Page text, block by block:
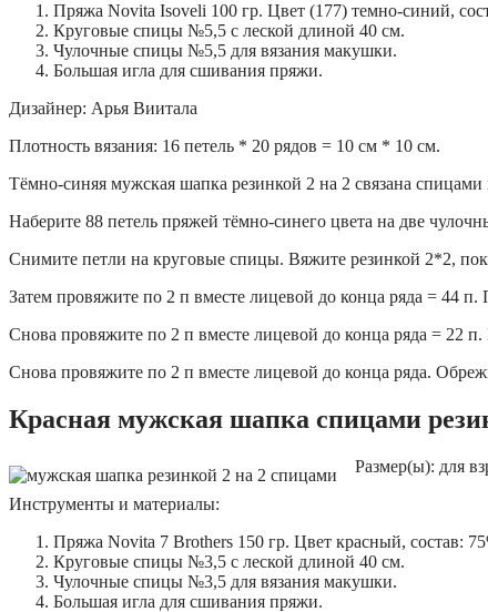
Пряжа Novita Isoveli 100 гр. Цвет (177) темно-синий,
Круговые спицы №5,5 с леской длиной 40 см.
Чулочные спицы №5,5 для вязания макушки.
Большая игла для сшивания пряжи.
Дизайнер: Арья Виитала
Плотность вязания: 16 петель * 20 рядов = 10 см * 10 см.
Тёмно-синяя мужская шапка резинкой 2 на 2 связана
Наберите 88 петель пряжей тёмно-синего цвета на две
Снимите петли на круговые спицы. Вяжите резинкой 2*2,
Затем провяжите по 2 п вместе лицевой до конца ряда = 44
Снова провяжите по 2 п вместе лицевой до конца ряда = 22
Снова провяжите по 2 п вместе лицевой до конца ряда.
Красная мужская шапка спицами
Размер(ы): для
Инструменты и материалы:
Пряжа Novita 7 Brothers 150 гр. Цвет красный, состав:
Круговые спицы №3,5 с леской длиной 40 см.
Чулочные спицы №3,5 для вязания макушки.
Большая игла для сшивания пряжи.